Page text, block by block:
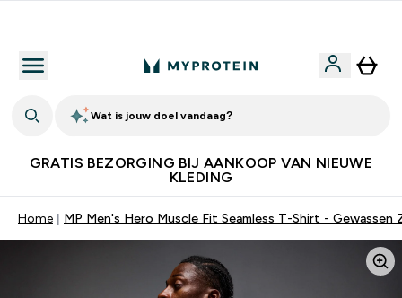
Wat is jouw doel vandaag?
GRATIS BEZORGING BIJ AANKOOP VAN NIEUWE
KLEDING
Home MP Men's Hero Muscle Fit Seamless T-Shirt -